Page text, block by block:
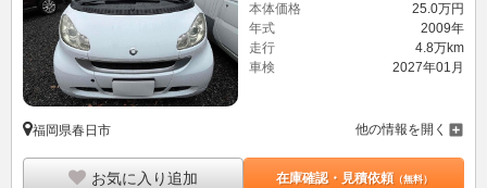
本体価格
25.0万円
年式
2009年
走行
4.8万km
車検
2027年01月
福岡県春日市 他の情報を開く
お気に入り追加 在庫確認・見積依頼（無料）